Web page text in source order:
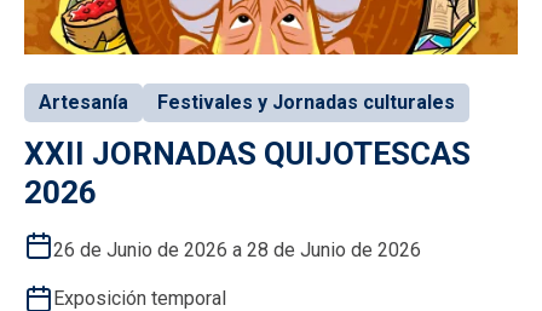
Artesanía Festivales y Jornadas culturales
XXII JORNADAS QUIJOTESCAS
2026
26 de Junio de 2026 a 28 de Junio de 2026
Exposición temporal